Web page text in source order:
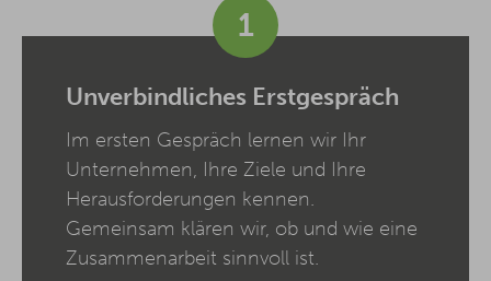
1
Unverbindliches Erstgespräch
Im ersten Gespräch lernen wir Ihr
Unternehmen, Ihre Ziele und Ihre
Herausforderungen kennen.
Gemeinsam klären wir, ob und wie eine
Zusammenarbeit sinnvoll ist.